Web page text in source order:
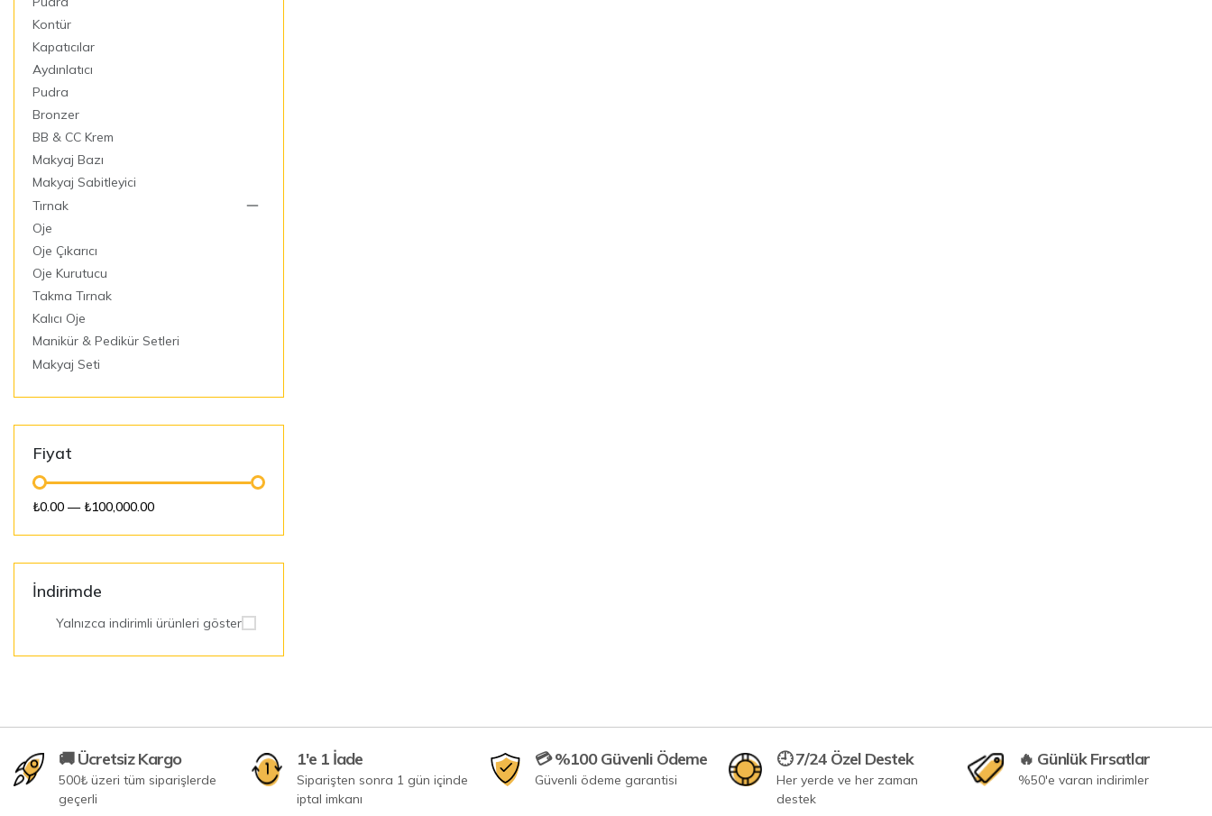
Kontür
Kapatıcılar
Aydınlatıcı
Pudra
Bronzer
BB & CC Krem
Makyaj Bazı
Makyaj Sabitleyici
Tırnak
Oje
Oje Çıkarıcı
Oje Kurutucu
Takma Tırnak
Kalıcı Oje
Manikür & Pedikür Setleri
Makyaj Seti
Fiyat
₺0.00 —₺100,000.00
İndirimde
Yalnızca indirimli ürünleri göster
🚚 Ücretsiz Kargo
500₺ üzeri tüm siparişlerde
geçerli
1'e 1 İade
Siparişten sonra 1 gün içinde
iptal imkanı
💳 %100 Güvenli Ödeme
Güvenli ödeme garantisi
🕘 7/24 Özel Destek
Her yerde ve her zaman
destek
🔥 Günlük Fırsatlar
%50'e varan indirimler